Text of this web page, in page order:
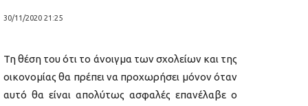
30/11/2020 21:25
Τη θέση του ότι το άνοιγμα των σχολείων και της
οικονομίας θα πρέπει να προχωρήσει μόνον όταν
αυτό θα είναι απολύτως ασφαλές επανέλαβε ο